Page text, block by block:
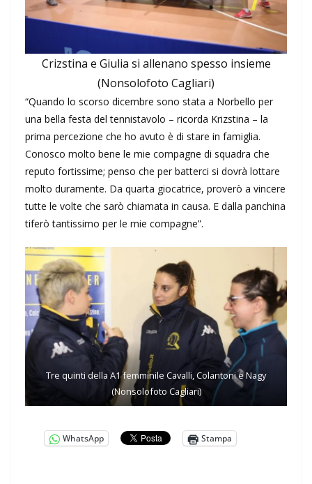
Crizstina e Giulia si allenano spesso insieme
(Nonsolofoto Cagliari)
“Quando lo scorso dicembre sono stata a Norbello per
una bella festa del tennistavolo – ricorda Krizstina – la
prima percezione che ho avuto è di stare in famiglia.
Conosco molto bene le mie compagne di squadra che
reputo fortissime; penso che per batterci si dovrà lottare
molto duramente. Da quarta giocatrice, proverò a vincere
tutte le volte che sarò chiamata in causa. E dalla panchina
tiferò tantissimo per le mie compagne”.
Tre quinti della A1 femminile Cavalli, Colantoni e Nagy
(Nonsolofoto Cagliari)
WhatsApp Stampa